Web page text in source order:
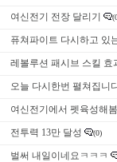
여신전기 전장 달리기
퓨쳐파이트 다시하고 있
레볼루션 패시브 스킬 효
오늘 다시한번 펼쳐집니
여신전기에서 펫육성해봄
전투력 13만 달성 (0)
벌써 내일이네요ㅋㅋㅋ